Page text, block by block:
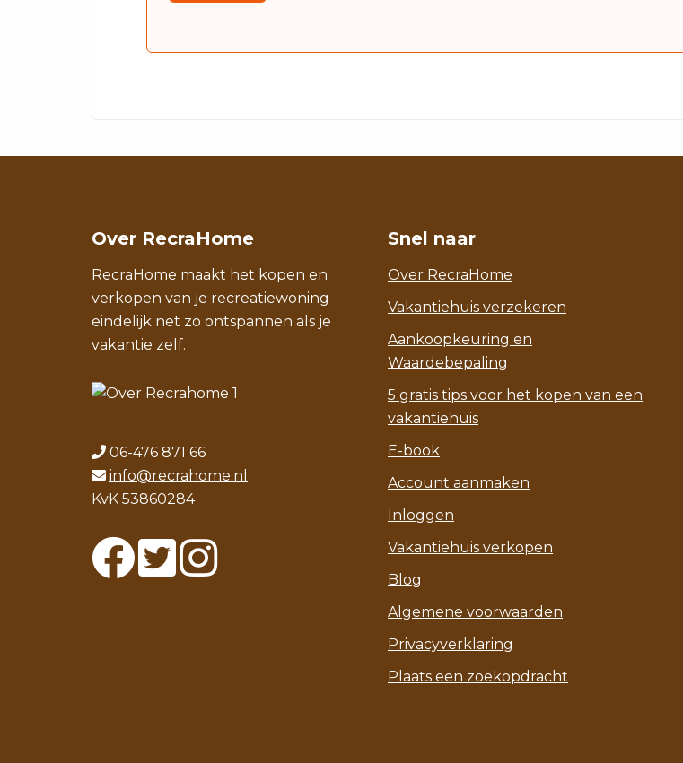
Over RecraHome
RecraHome maakt het kopen en
verkopen van je recreatiewoning
eindelijk net zo ontspannen als je
vakantie zelf.
06-476 871 66
info@recrahome.nl
KvK 53860284
Snel naar
Over RecraHome
Vakantiehuis verzekeren
Aankoopkeuring en
Waardebepaling
5 gratis tips voor het kopen van een
vakantiehuis
E-book
Account aanmaken
Inloggen
Vakantiehuis verkopen
Blog
Algemene voorwaarden
Privacyverklaring
Plaats een zoekopdracht